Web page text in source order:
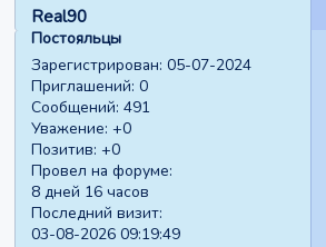
Real90
Постояльцы
Зарегистрирован: 05-07-2024
Приглашений: 0
Сообщений: 491
Уважение: +0
Позитив: +0
Провел на форуме:
8 дней 16 часов
Последний визит:
03-08-2026 09:19:49